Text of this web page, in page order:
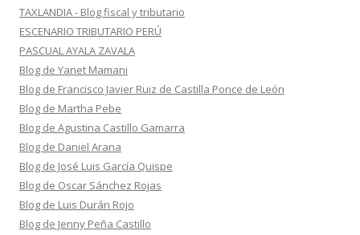
TAXLANDIA - Blog fiscal y tributario
ESCENARIO TRIBUTARIO PERÚ
PASCUAL AYALA ZAVALA
Blog de Yanet Mamani
Blog de Francisco Javier Ruiz de Castilla Ponce de León
Blog de Martha Pebe
Blog de Agustina Castillo Gamarra
Blog de Daniel Arana
Blog de José Luis García Quispe
Blog de Oscar Sánchez Rojas
Blog de Luis Durán Rojo
Blog de Jenny Peña Castillo